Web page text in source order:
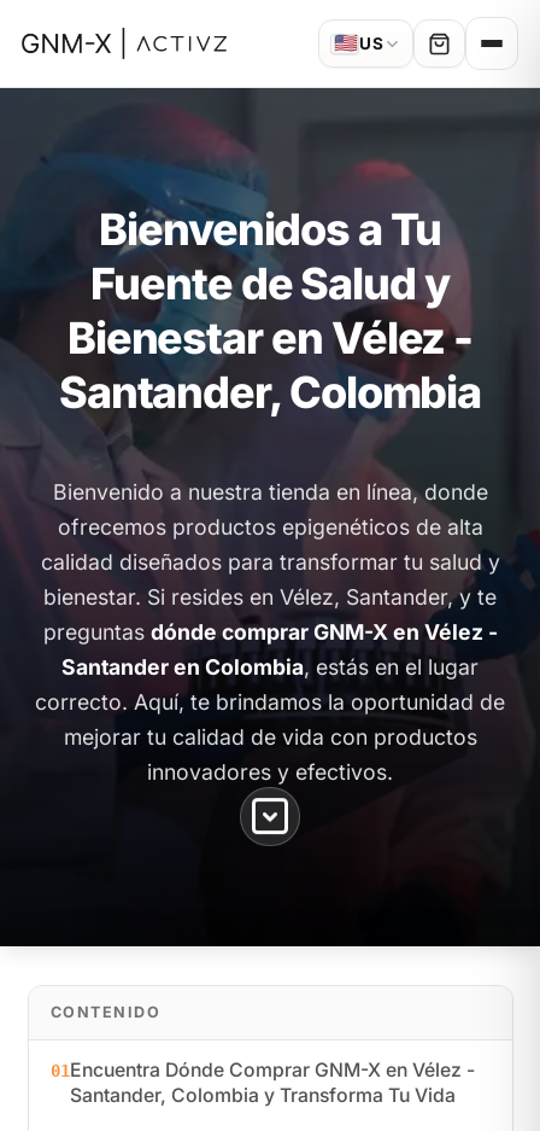
🇺🇸US
Bienvenidos a Tu
Fuente de Salud y
Bienestar en Vélez -
Santander, Colombia
Bienvenido a nuestra tienda en línea, donde
ofrecemos productos epigenéticos de alta
calidad diseñados para transformar tu salud y
bienestar. Si resides en Vélez, Santander, y te
preguntas dónde comprar GNM-X en Vélez -
Santander en Colombia, estás en el lugar
correcto. Aquí, te brindamos la oportunidad de
mejorar tu calidad de vida con productos
innovadores y efectivos.
CONTENIDO
01Encuentra Dónde Comprar GNM-X en Vélez -
Santander, Colombia y Transforma Tu Vida